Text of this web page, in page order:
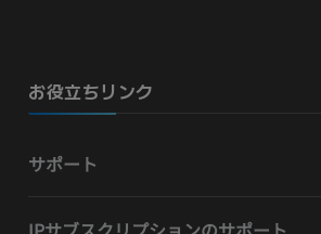
お役立ちリンク
サポート